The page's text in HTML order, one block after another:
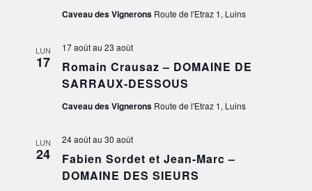
Caveau des Vignerons Route de l'Etraz 1, Luins
LUN
17
Romain Crausaz – DOMAINE DE
SARRAUX-DESSOUS
17 aoûtau 23 août
Caveau des Vignerons Route de l'Etraz 1, Luins
LUN
24
Fabien Sordet et Jean-Marc –
DOMAINE DES SIEURS
24 aoûtau 30 août